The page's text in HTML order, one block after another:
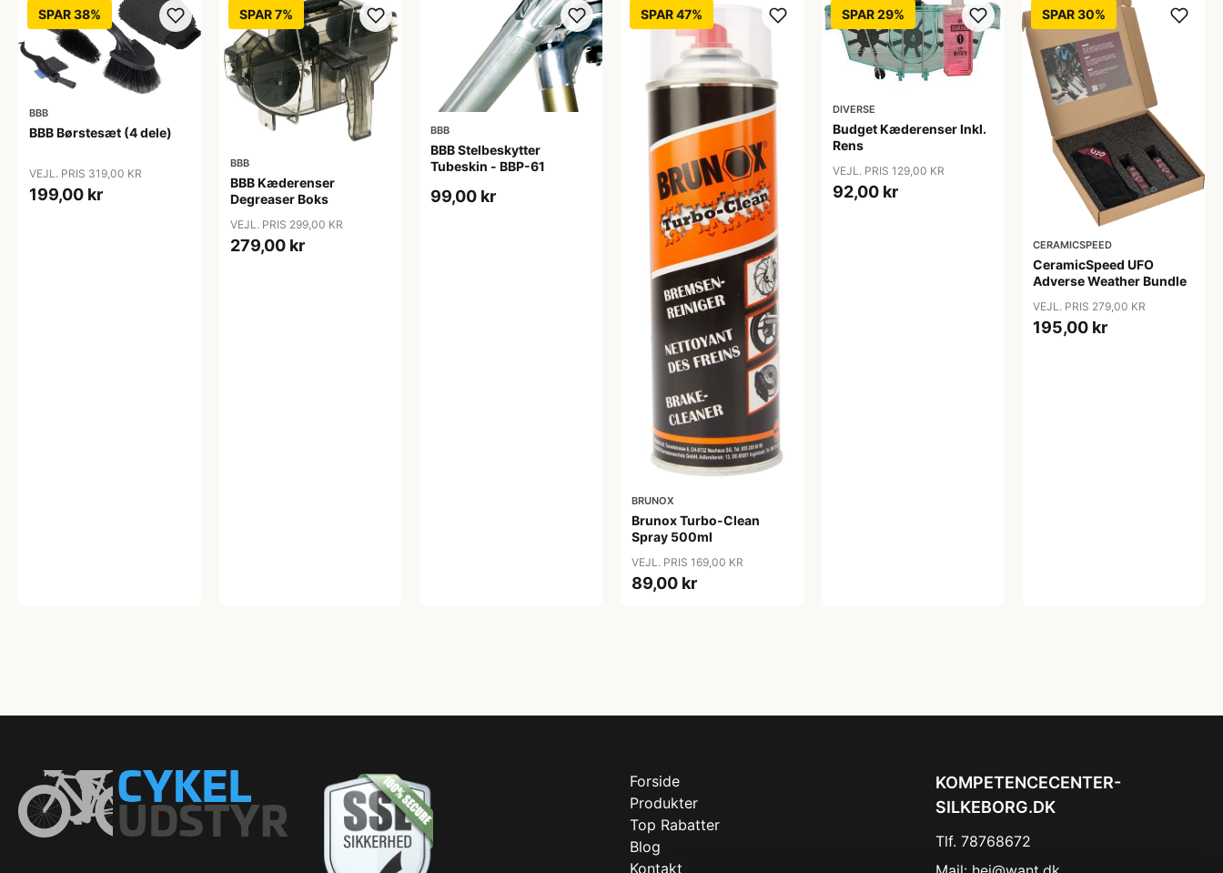
SPAR 38%
BBB
BBB Børstesæt (4 dele)
VEJL. PRIS 319,00 KR
199,00 kr
SPAR 7%
BBB
BBB Kæderenser
Degreaser Boks
VEJL. PRIS 299,00 KR
279,00 kr
BBB
BBB Stelbeskytter
Tubeskin - BBP-61
99,00 kr
SPAR 47%
BRUNOX
Brunox Turbo-Clean
Spray 500ml
VEJL. PRIS 169,00 KR
89,00 kr
SPAR 29%
DIVERSE
Budget Kæderenser Inkl.
Rens
VEJL. PRIS 129,00 KR
92,00 kr
SPAR 30%
CERAMICSPEED
CeramicSpeed UFO
Adverse Weather Bundle
VEJL. PRIS 279,00 KR
195,00 kr
Forside
Produkter
Top Rabatter
Blog
Kontakt
KOMPETENCECENTER-
SILKEBORG.DK
Tlf. 78768672